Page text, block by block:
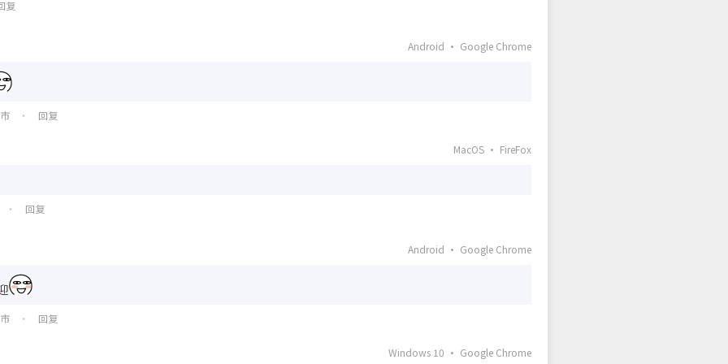
复
Android · Google Chrome
• 回复
MacOS · FireFox
• 回复
Android · Google Chrome
• 回复
Windows 10 · Google Chrome